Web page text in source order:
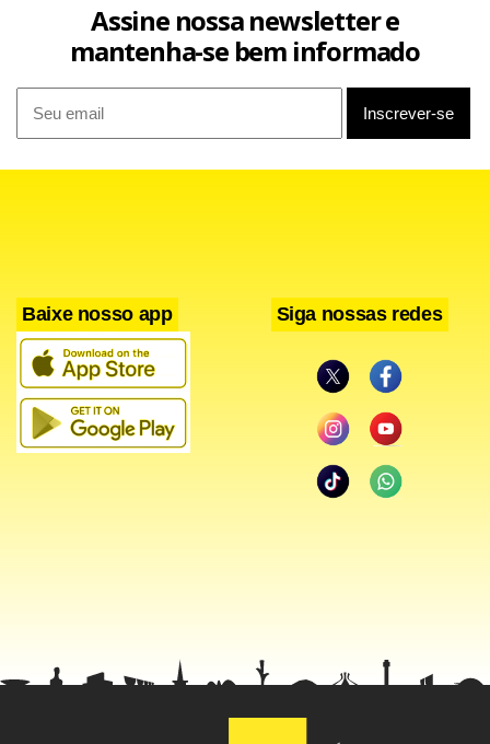
De acordo com o Mpor, a Prefeitura do Rio planejou, em
coordenação com órgãos federais, a operação das vias de
acesso ao Galeão para evitar transtornos de trânsito à
população.
Assine nossa newsletter e
mantenha-se bem informado
Baixe nosso app Siga nossas redes